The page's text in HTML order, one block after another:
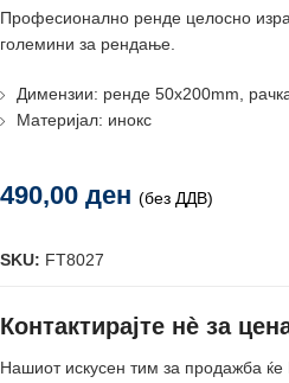
Професионално ренде целосно
големини за рендање.
Димензии: ренде 50x200mm,
Материјал: инокс
490,00 ден (без ДДВ)
SKU: FT8027
Контактирајте нè за
Нашиот искусен тим за продажба